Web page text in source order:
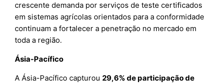
crescente demanda por serviços de teste certificados
em sistemas agrícolas orientados para a conformidade
continuam a fortalecer a penetração no mercado em
toda a região.
Ásia-Pacífico
A Ásia-Pacífico capturou29,6% de participação de